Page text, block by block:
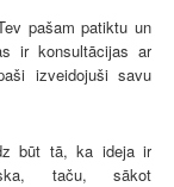
pašam patiktu un
ir konsultācijas ar
izveidojuši savu
būt tā, ka ideja ir
taču, sākot